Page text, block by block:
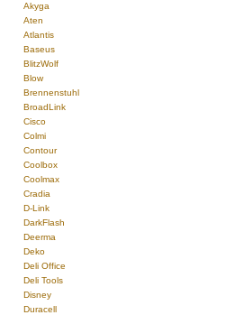
Akyga
Aten
Atlantis
Baseus
BlitzWolf
Blow
Brennenstuhl
BroadLink
Cisco
Colmi
Contour
Coolbox
Coolmax
Cradia
D-Link
DarkFlash
Deerma
Deko
Deli Office
Deli Tools
Disney
Duracell